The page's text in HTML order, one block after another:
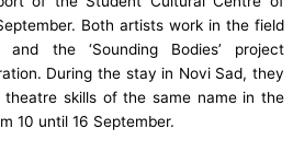
Both artists work in the field
the ‘Sounding Bodies’ project
During the stay in Novi Sad, they
skills of the same name in the
10 until 16 September.